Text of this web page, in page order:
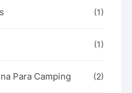
(1)
(1)
Para Camping (2)